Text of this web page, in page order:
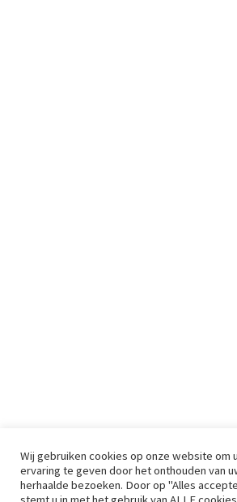
Wij gebruiken cookies op onze website om
ervaring te geven door het onthouden van
herhaalde bezoeken. Door op "Alles